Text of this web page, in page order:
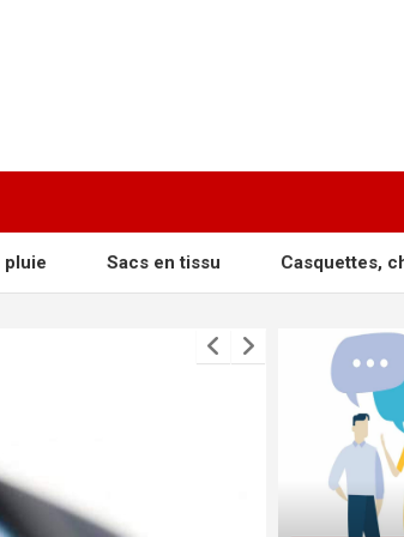
Sacs en tissu Casquettes, chapeaux